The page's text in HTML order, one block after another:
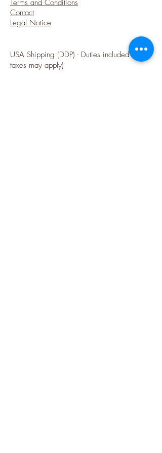
Terms and Conditions
Contact
Legal Notice
USA Shipping (DDP) - Duties included (Local
taxes may apply)